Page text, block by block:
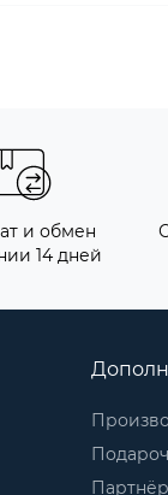
и обмен
14 дней